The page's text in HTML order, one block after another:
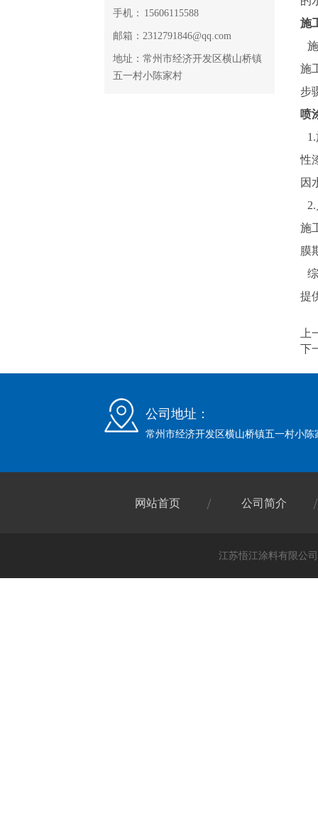
手机： 15606115588
邮箱：2312791846@qq.com
地址：常州市经济开发区横山桥镇
五一村小陈家村
施
施
步
喷
1.
性
因
2.
施
膜
提
下
公司地址：
常州市经济开发区横山桥镇五一村小陈
网站首页 公司简介
江苏悟江涂料有限公